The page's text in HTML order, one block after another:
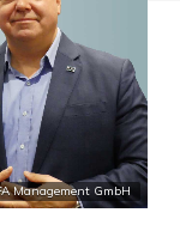
Management GmbH